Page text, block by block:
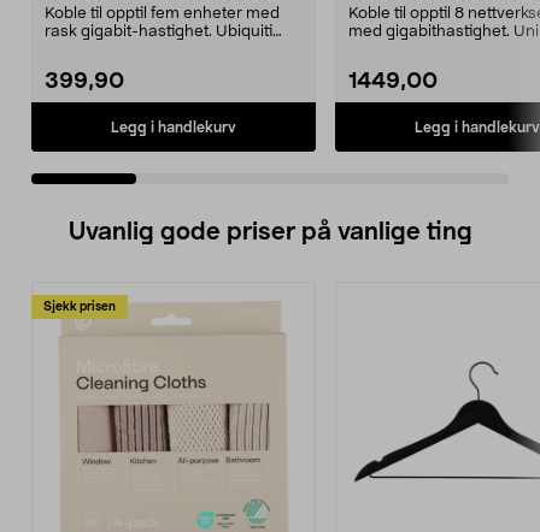
Koble til opptil fem enheter med
rask gigabit-hastighet. Ubiquiti
399,90
Legg i handlekurv
Koble til opptil 8
med gigabithastighet.
1449,00
Legg i handlekurv
Uvanlig gode priser på vanlige ting
Sjekk prisen